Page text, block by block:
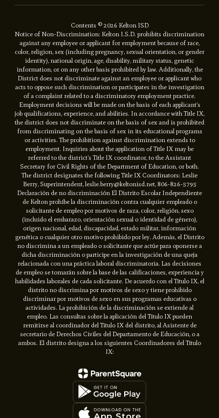
Contents © 2026 Kelton ISD
Notice of Non-Discrimination: Kelton I.S.D. prohibits discrimination
against any employee or applicant for employment because of race,
color, religion, sex (including pregnancy, sexual orientation, or gender
identity), national origin, age, disability, military status, genetic
information, or on any other basis prohibited by law. Additionally, the
District does not discriminate against an employee or applicant who
acts to oppose such discrimination or participates in the investigation
of a complaint related to a discriminatory employment practice.
Employment decisions will be made on the basis of each applicant’s
job qualifications, experience, and abilities. In accordance with Title IX,
the district does not discriminate on the basis of sex and is prohibited
from discriminating on the basis of sex in its educational programs
or activities. The prohibition against discrimination extends to
employment. Inquiries about the application of Title IX may be
referred to the district’s Title IX coordinator, to the Assistant
Secretary for Civil Rights of the Department of Education, or both.
The district designates the following Title IX Coordinators: Leslie
Berry, Superintendent, leslie.berry@keltonisd.net, 806-826-5795
Declaración de no discriminación El Distrito Escolar Independiente
de Kelton prohíbe la discriminación contra cualquier empleado o
solicitante de empleo por motivos de raza, color, religión, sexo
(incluido el embarazo, orientación sexual o identidad de género),
origen nacional, edad, discapacidad, estado militar, información
genética o cualquier otro motivo prohibido por ley. Además, el Distrito
no discrimina a un empleado o solicitante que actúe para oponerse a
dicha discriminación o participe en la investigación de una queja
relacionada con una práctica laboral discriminatoria. Las decisiones
de empleo se tomarán sobre la base de las calificaciones, experiencia y
habilidades laborales de cada solicitante. De acuerdo con el Título IX, el
distrito no discrimina por motivos de sexo y tiene prohibido
discriminar por motivos de sexo en sus programas educativas o
actividades. La prohibición de la discriminación se extiende al
empleo. Las consultas sobre la aplicación del Título IX pueden
remitirse al coordinador del Título IX del distrito, al Asistente de
secretario de Derechos Civiles del Departamento de Educación, o a
ambos. El distrito designa a los siguientes Coordinadores del Título
IX: